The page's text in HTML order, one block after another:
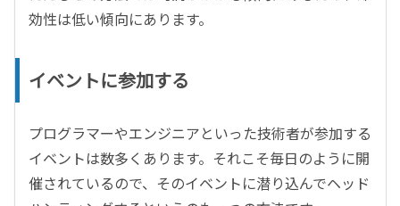
効性は低い傾向にあります。
イベントに参加する
プログラマーやエンジニアといった技術者が参加する
イベントは数多くあります。それこそ毎日のように開
催されているので、そのイベントに潜り込んでヘッド